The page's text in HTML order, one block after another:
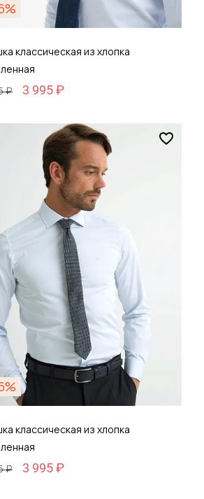
классическая из хлопка
₽
3 995 ₽
Добавить в корзину
классическая из хлопка
₽
3 995 ₽